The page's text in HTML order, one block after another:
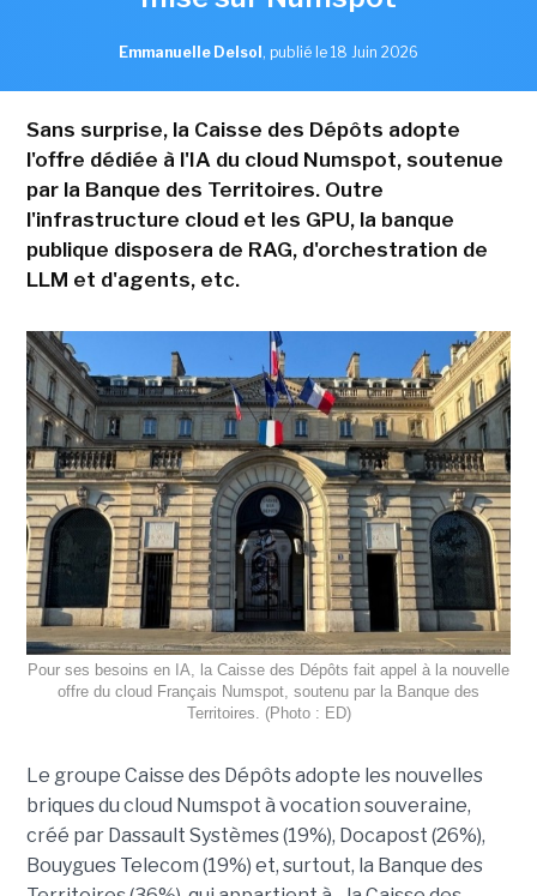
Emmanuelle Delsol , publié le 18 Juin 2026
Sans surprise, la Caisse des Dépôts adopte
l'offre dédiée à l'IA du cloud Numspot, soutenue
par la Banque des Territoires. Outre
l'infrastructure cloud et les GPU, la banque
publique disposera de RAG, d'orchestration de
LLM et d'agents, etc.
Pour ses besoins en IA, la Caisse des Dépôts fait appel à la nouvelle
offre du cloud Français Numspot, soutenu par la Banque des
Territoires. (Photo : ED)
Le groupe Caisse des Dépôts adopte les nouvelles
briques du cloud Numspot à vocation souveraine,
créé par Dassault Systèmes (19%), Docapost (26%),
Bouygues Telecom (19%) et, surtout, la Banque des